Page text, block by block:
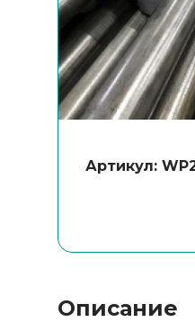
Артикул:
Описание